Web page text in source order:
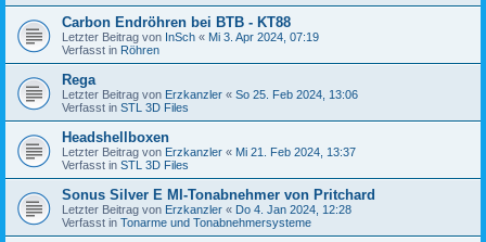
Carbon Endröhren bei BTB - KT88
Letzter Beitrag von InSch « Mi 3. Apr 2024, 07:19
Verfasst in Röhren
Rega
Letzter Beitrag von Erzkanzler « So 25. Feb 2024, 13:06
Verfasst in STL 3D Files
Headshellboxen
Letzter Beitrag von Erzkanzler « Mi 21. Feb 2024, 13:37
Verfasst in STL 3D Files
Sonus Silver E MI-Tonabnehmer von Pritchard
Letzter Beitrag von Erzkanzler « Do 4. Jan 2024, 12:28
Verfasst in Tonarme und Tonabnehmersysteme